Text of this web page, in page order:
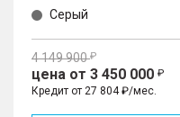
Серый
4 149 900
цена от 3 450 000
Кредит от 27 804 ₽/мес.